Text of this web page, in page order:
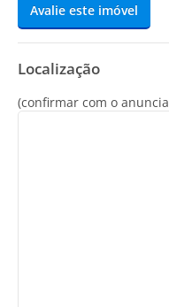
Avalie este imóvel
Localização
(confirmar com o